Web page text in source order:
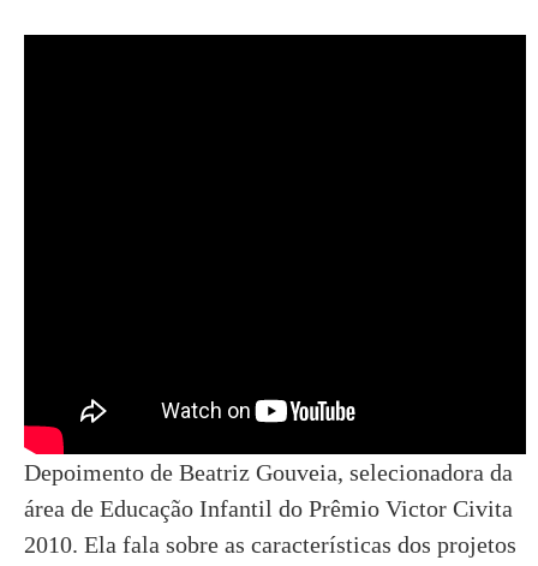
Depoimento de Beatriz Gouveia, selecionadora da
área de Educação Infantil do Prêmio Victor Civita
2010. Ela fala sobre as características dos projetos